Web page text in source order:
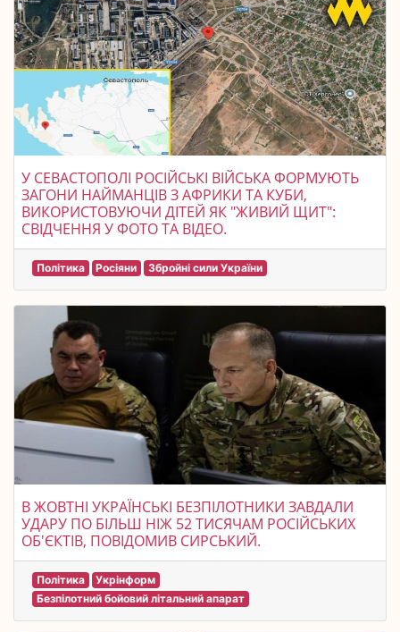
У СЕВАСТОПОЛІ РОСІЙСЬКІ ВІЙСЬКА ФОРМУЮТЬ
ЗАГОНИ НАЙМАНЦІВ З АФРИКИ ТА КУБИ,
ВИКОРИСТОВУЮЧИ ДІТЕЙ ЯК "ЖИВИЙ ЩИТ":
СВІДЧЕННЯ У ФОТО ТА ВІДЕО.
Політика Росіяни Збройні сили України
В ЖОВТНІ УКРАЇНСЬКІ БЕЗПІЛОТНИКИ ЗАВДАЛИ
УДАРУ ПО БІЛЬШ НІЖ 52 ТИСЯЧАМ РОСІЙСЬКИХ
ОБ'ЄКТІВ, ПОВІДОМИВ СИРСЬКИЙ.
Політика
Укрінформ
Безпілотний бойовий літальний апарат